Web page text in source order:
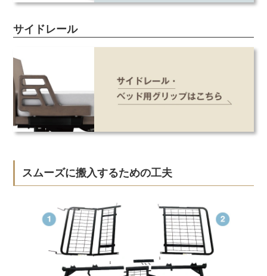
サイドレール
スムーズに搬入するための工夫